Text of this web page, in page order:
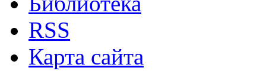
RSS
Карта сайта